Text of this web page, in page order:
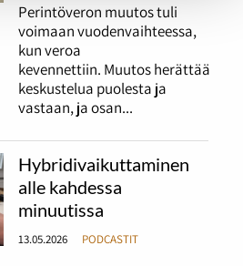
Perintöveron muutos tuli
voimaan vuodenvaihteessa,
kun veroa
kevennettiin. Muutos herättää
keskustelua puolesta ja
vastaan, ja osan...
Hybridivaikuttaminen
alle kahdessa
minuutissa
13.05.2026 PODCASTIT